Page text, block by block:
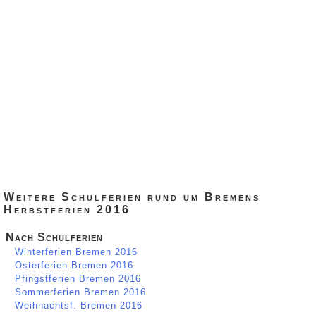
Weitere Schulferien rund um Bremens
Herbstferien 2016
Nach Schulferien
Winterferien Bremen 2016
Osterferien Bremen 2016
Pfingstferien Bremen 2016
Sommerferien Bremen 2016
Weihnachtsf. Bremen 2016